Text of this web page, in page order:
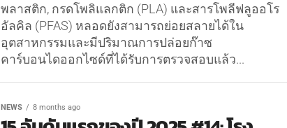
พลาสติก, กรดโพลิแลกติก (PLA) และสารโพลีฟลูออโร
อัลคิล (PFAS) หลอดยังสามารถย่อยสลายได้ใน
อุตสาหกรรมและมีปริมาณการปล่อยก๊าซ
คาร์บอนไดออกไซด์ที่ได้รับการตรวจสอบแล้ว...
NEWS 8 months ago